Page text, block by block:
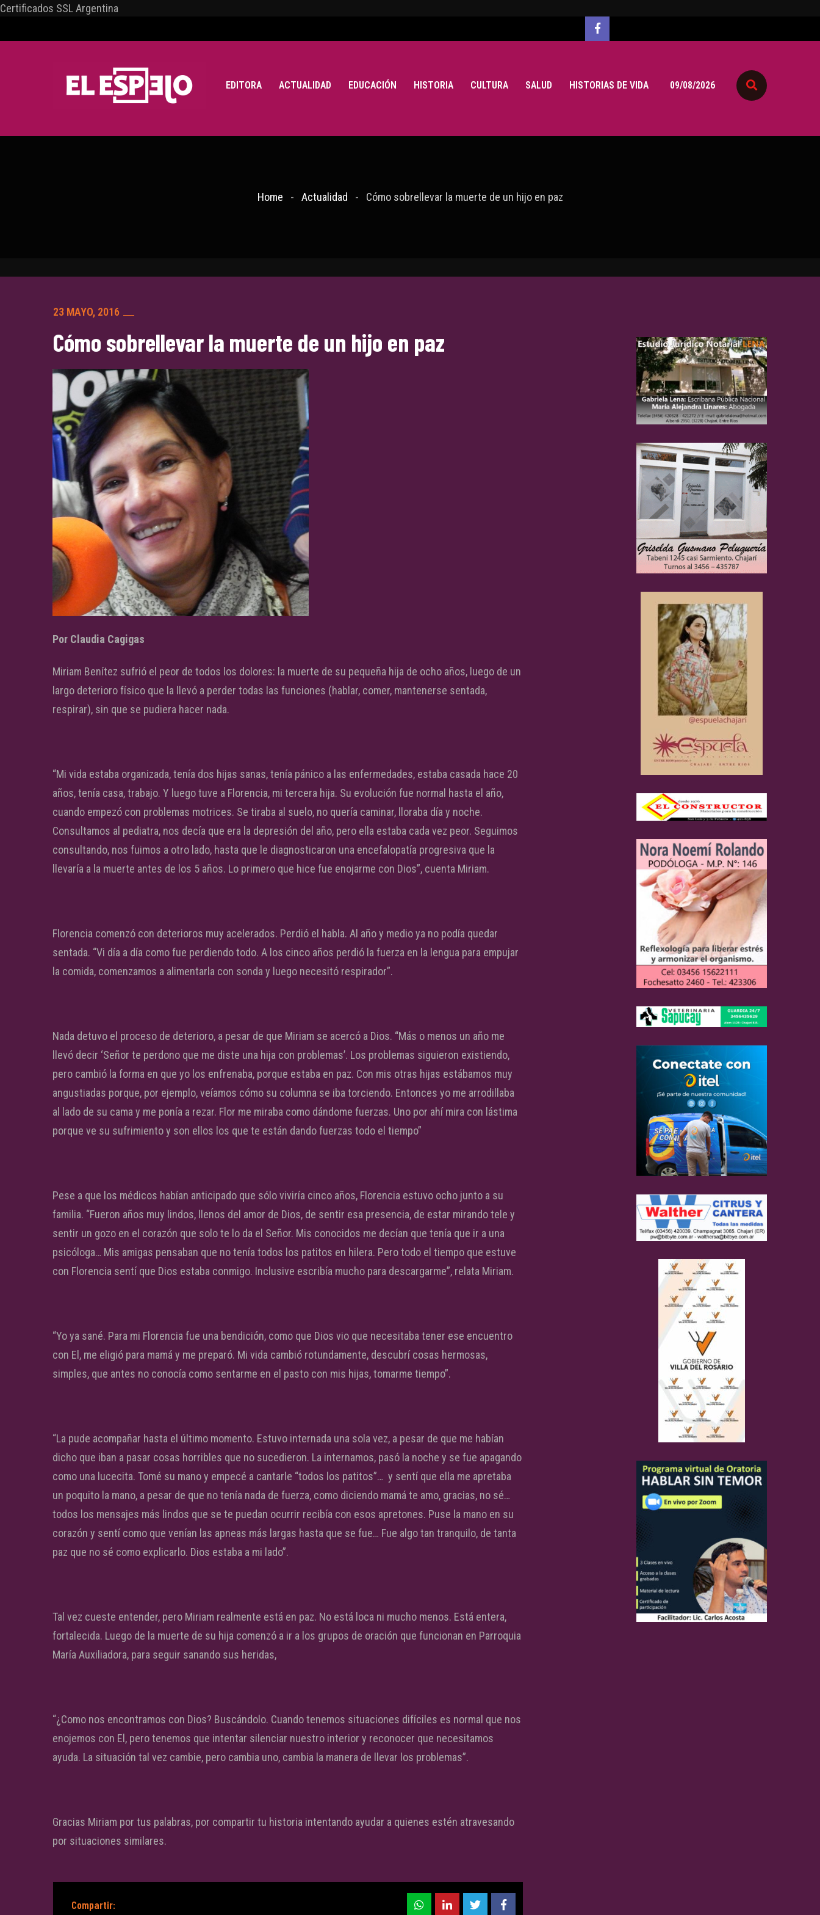
Certificados SSL Argentina
EDITORA ACTUALIDAD EDUCACIÓN HISTORIA CULTURA SALUD HISTORIAS DE VIDA 09/08/2026
Home Actualidad Cómo sobrellevar la muerte de un hijo en paz
23 MAYO, 2016
Cómo sobrellevar la muerte de un hijo en paz
Por Claudia Cagigas
Miriam Benítez sufrió el peor de todos los dolores: la muerte de su pequeña hija de ocho años, luego de un
largo deterioro físico que la llevó a perder todas las funciones (hablar, comer, mantenerse sentada,
respirar), sin que se pudiera hacer nada.
“Mi vida estaba organizada, tenía dos hijas sanas, tenía pánico a las enfermedades, estaba casada hace 20
años, tenía casa, trabajo. Y luego tuve a Florencia, mi tercera hija. Su evolución fue normal hasta el año,
cuando empezó con problemas motrices. Se tiraba al suelo, no quería caminar, lloraba día y noche.
Consultamos al pediatra, nos decía que era la depresión del año, pero ella estaba cada vez peor. Seguimos
consultando, nos fuimos a otro lado, hasta que le diagnosticaron una encefalopatía progresiva que la
llevaría a la muerte antes de los 5 años. Lo primero que hice fue enojarme con Dios”, cuenta Miriam.
Florencia comenzó con deterioros muy acelerados. Perdió el habla. Al año y medio ya no podía quedar
sentada. “Vi día a día como fue perdiendo todo. A los cinco años perdió la fuerza en la lengua para empujar
la comida, comenzamos a alimentarla con sonda y luego necesitó respirador”.
Nada detuvo el proceso de deterioro, a pesar de que Miriam se acercó a Dios. “Más o menos un año me
llevó decir ‘Señor te perdono que me diste una hija con problemas’. Los problemas siguieron existiendo,
pero cambió la forma en que yo los enfrenaba, porque estaba en paz. Con mis otras hijas estábamos muy
angustiadas porque, por ejemplo, veíamos cómo su columna se iba torciendo. Entonces yo me arrodillaba
al lado de su cama y me ponía a rezar. Flor me miraba como dándome fuerzas. Uno por ahí mira con lástima
porque ve su sufrimiento y son ellos los que te están dando fuerzas todo el tiempo”
Pese a que los médicos habían anticipado que sólo viviría cinco años, Florencia estuvo ocho junto a su
familia. “Fueron años muy lindos, llenos del amor de Dios, de sentir esa presencia, de estar mirando tele y
sentir un gozo en el corazón que solo te lo da el Señor. Mis conocidos me decían que tenía que ir a una
psicóloga… Mis amigas pensaban que no tenía todos los patitos en hilera. Pero todo el tiempo que estuve
con Florencia sentí que Dios estaba conmigo. Inclusive escribía mucho para descargarme”, relata Miriam.
“Yo ya sané. Para mi Florencia fue una bendición, como que Dios vio que necesitaba tener ese encuentro
con El, me eligió para mamá y me preparó. Mi vida cambió rotundamente, descubrí cosas hermosas,
simples, que antes no conocía como sentarme en el pasto con mis hijas, tomarme tiempo”.
“La pude acompañar hasta el último momento. Estuvo internada una sola vez, a pesar de que me habían
dicho que iban a pasar cosas horribles que no sucedieron. La internamos, pasó la noche y se fue apagando
como una lucecita. Tomé su mano y empecé a cantarle “todos los patitos”… y sentí que ella me apretaba
un poquito la mano, a pesar de que no tenía nada de fuerza, como diciendo mamá te amo, gracias, no sé…
todos los mensajes más lindos que se te puedan ocurrir recibía con esos apretones. Puse la mano en su
corazón y sentí como que venían las apneas más largas hasta que se fue… Fue algo tan tranquilo, de tanta
paz que no sé como explicarlo. Dios estaba a mi lado”.
Tal vez cueste entender, pero Miriam realmente está en paz. No está loca ni mucho menos. Está entera,
fortalecida. Luego de la muerte de su hija comenzó a ir a los grupos de oración que funcionan en Parroquia
María Auxiliadora, para seguir sanando sus heridas,
“¿Como nos encontramos con Dios? Buscándolo. Cuando tenemos situaciones difíciles es normal que nos
enojemos con El, pero tenemos que intentar silenciar nuestro interior y reconocer que necesitamos
ayuda. La situación tal vez cambie, pero cambia uno, cambia la manera de llevar los problemas”.
Gracias Miriam por tus palabras, por compartir tu historia intentando ayudar a quienes estén atravesando
por situaciones similares.
Compartir: